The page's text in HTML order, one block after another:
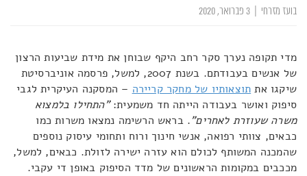
בועז מזרחי
מדי תקופה נערך סקר רחב היקף שבוחן את מידת שביעות הרצון
של אנשים בעבודתם. בשנת 2007, למשל, פרסמה אוניברסיטת
שיקגו את תוצאותיו של מחקר קריירה – המסקנה העיקרית לגבי
סיפוק ואושר בעבודה הייתה חד משמעית:"התחילו בלמצוא
משרה שעוזרת לאחרים". בראש הרשימה נמצאו משרות כמו
כבאים, צוותי רפואה, אנשי חינוך ורוח ותחומי עיסוק נוספים
שהמכנה המשותף לכולם הוא עזרה ישירה לזולת. כבאים, למשל,
מככבים במקומות הראשונים של מדד הסיפוק באופן די עקבי.